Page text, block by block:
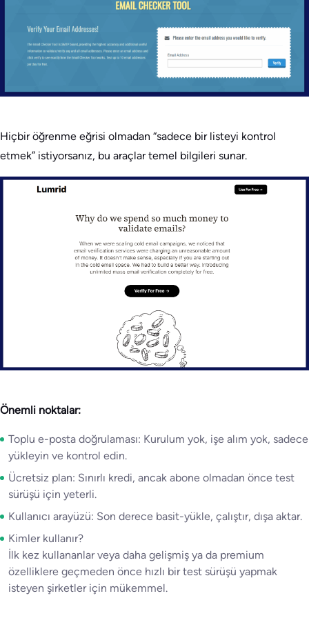
Hiçbir öğrenme eğrisi olmadan “sadece bir listeyi kontrol
etmek” istiyorsanız, bu araçlar temel bilgileri sunar.
Önemli noktalar:
Toplu e-posta doğrulaması: Kurulum yok, işe alım yok, sadece
yükleyin ve kontrol edin.
Ücretsiz plan: Sınırlı kredi, ancak abone olmadan önce test
sürüşü için yeterli.
Kullanıcı arayüzü: Son derece basit-yükle, çalıştır, dışa aktar.
Kimler kullanır?
İlk kez kullananlar veya daha gelişmiş ya da premium
özelliklere geçmeden önce hızlı bir test sürüşü yapmak
isteyen şirketler için mükemmel.